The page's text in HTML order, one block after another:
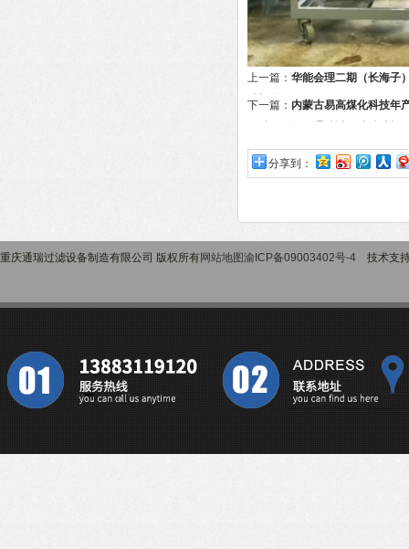
上一篇： 华能会理二期（长海子
油机合作
下一篇： 内蒙古易高煤化科技年
分享到：
重庆通瑞过滤设备制造有限公司 版权所有网站地图渝ICP备09003402号-4 技术支